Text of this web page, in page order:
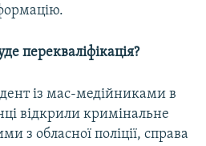
перекваліфікація?
із мас-медійниками в
відкрили кримінальне
з обласної поліції, справа